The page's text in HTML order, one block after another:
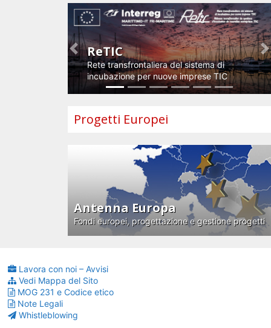
ReTIC
Rete transfrontaliera del sistema di
incubazione per nuove imprese TIC
Previous
Progetti Europei
Antenna Europa
Fondi europei, progettazione e gestione progetti
Lavora con noi – Avvisi
Vedi Mappa del Sito
MOG 231 e Codice etico
Note Legali
Whistleblowing